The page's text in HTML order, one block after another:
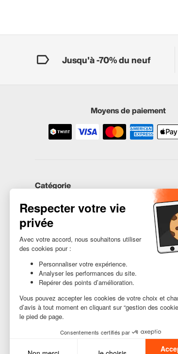
Jusqu'à -70% du neuf
Moyens de paiement
Catégorie
iPhones
Samsung
Huawei
Besoin d’aide ?